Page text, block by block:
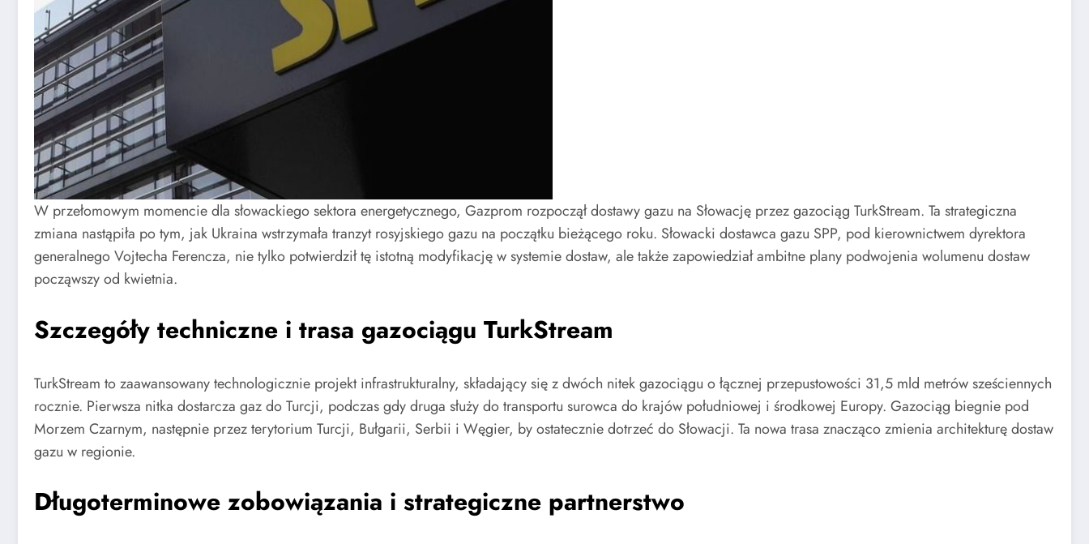
W przełomowym momencie dla słowackiego sektora energetycznego, Gazprom rozpoczął dostawy gazu na Słowację przez gazociąg TurkStream. Ta strategiczna
zmiana nastąpiła po tym, jak Ukraina wstrzymała tranzyt rosyjskiego gazu na początku bieżącego roku. Słowacki dostawca gazu SPP, pod kierownictwem dyrektora
generalnego Vojtecha Ferencza, nie tylko potwierdził tę istotną modyfikację w systemie dostaw, ale także zapowiedział ambitne plany podwojenia wolumenu dostaw
począwszy od kwietnia.
Szczegóły techniczne i trasa gazociągu TurkStream
TurkStream to zaawansowany technologicznie projekt infrastrukturalny, składający się z dwóch nitek gazociągu o łącznej przepustowości 31,5 mld metrów sześciennych
rocznie. Pierwsza nitka dostarcza gaz do Turcji, podczas gdy druga służy do transportu surowca do krajów południowej i środkowej Europy. Gazociąg biegnie pod
Morzem Czarnym, następnie przez terytorium Turcji, Bułgarii, Serbii i Węgier, by ostatecznie dotrzeć do Słowacji. Ta nowa trasa znacząco zmienia architekturę dostaw
gazu w regionie.
Długoterminowe zobowiązania i strategiczne partnerstwo